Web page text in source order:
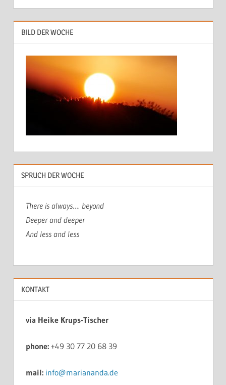
BILD DER WOCHE
SPRUCH DER WOCHE
There is always…. beyond
Deeper and deeper
And less and less
KONTAKT
via Heike Krups-Tischer
phone:+49 30 77 20 68 39
mail: info@mariananda.de